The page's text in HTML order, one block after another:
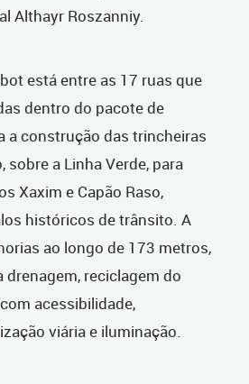
Althayr Roszanniy.
está entre as 17 ruas que
dentro do pacote de
a construção das trincheiras
sobre a Linha Verde, para
Xaxim e Capão Raso,
históricos de trânsito. A
ao longo de 173 metros,
reciclagem do
acessibilidade,
viária e iluminação.